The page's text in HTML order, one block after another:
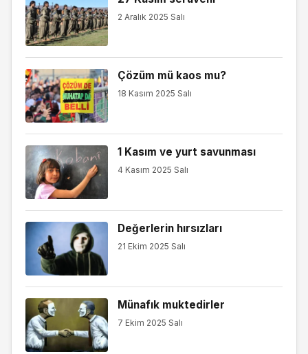
2 Aralık 2025 Salı
Çözüm mü kaos mu?
18 Kasım 2025 Salı
1 Kasım ve yurt savunması
4 Kasım 2025 Salı
Değerlerin hırsızları
21 Ekim 2025 Salı
Münafık muktedirler
7 Ekim 2025 Salı